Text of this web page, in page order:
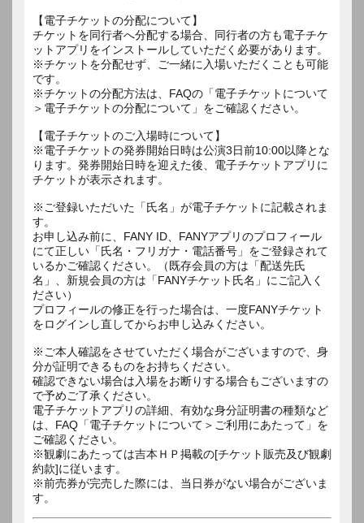
【電子チケットの分配について】
チケットを同行者へ分配する場合、同行者の方も電子チケ
ットアプリをインストールしていただく必要があります。
※チケットを分配せず、ご一緒に入場いただくことも可能
です。
※チケットの分配方法は、FAQの「電子チケットについて
＞電子チケットの分配について」をご確認ください。
【電子チケットのご入場時について】
※電子チケットの発券開始日時は公演3日前10:00以降とな
ります。発券開始日時を迎えた後、電子チケットアプリに
チケットが表示されます。
※ご登録いただいた「氏名」が電子チケットに記載されま
す。
お申し込み前に、FANY ID、FANYアプリのプロフィール
にて正しい「氏名・フリガナ・電話番号」をご登録されて
いるかご確認ください。（既存会員の方は「配送先氏
名」、新規会員の方は「FANYチケット氏名」にご記入く
ださい）
プロフィールの修正を行った場合は、一度FANYチケット
をログインし直してからお申し込みください。
※ご本人確認をさせていただく場合がございますので、身
分が証明できるものをお持ちください。
確認できない場合は入場をお断りする場合もございますの
で予めご了承ください。
電子チケットアプリの詳細、有効な身分証明書の種類など
は、FAQ「電子チケットについて＞ご利用にあたって」を
ご確認ください。
※観劇にあたっては吉本ＨＰ掲載の[チケット販売及び観劇
約款]に従います。
※前売券が完売した際には、当日券がない場合がございま
す。